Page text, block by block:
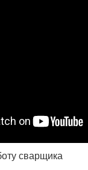
сварщика